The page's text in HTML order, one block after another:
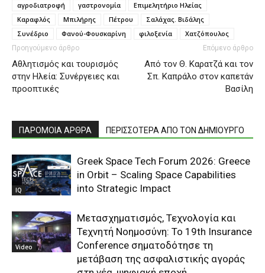
αγροδιατροφή
γαστρονομία
Επιμελητήριο Ηλείας
Καραφλός
Μπιλήρης Πέτρου
Σαλάχας. Βιδάλης
Συνέδριο
Φανού-Φουσκαρίνη φιλοξενία Χατζόπουλος
Προηγούμενο άρθρο
Αθλητισμός και τουρισμός
στην Ηλεία: Συνέργειες και
προοπτικές
Επόμενο άρθρο
Από τον Θ. Καρατζά και τον
Σπ. Καπράλο στον καπετάν
Βασίλη
ΠΑΡΟΜΟΙΑ ΑΡΘΡΑ ΠΕΡΙΣΣΟΤΕΡΑ ΑΠΟ ΤΟΝ ΔΗΜΙΟΥΡΓΟ
IQ
Greek Space Tech Forum 2026: Greece
in Orbit – Scaling Space Capabilities
into Strategic Impact
Video
Μετασχηματισμός, Τεχνολογία και
Τεχνητή Νοημοσύνη: Το 19th Insurance
Conference σηματοδότησε τη
μετάβαση της ασφαλιστικής αγοράς